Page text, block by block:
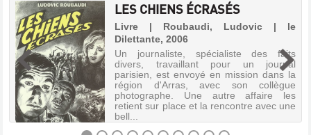
SUR
ÉCOUTE
=
THE
WIRE
:
SAISON
2
LES CHIENS ÉCRASÉS
Livre | Roubaudi, Ludovic | le
Dilettante, 2006
Un journaliste, spécialiste des faits
divers, travaillant pour un journal
parisien, est envoyé en mission dans la
région d'Arras, avec son collègue
photographe. Une autre affaire les
retient sur place et la rencontre avec une
bell...